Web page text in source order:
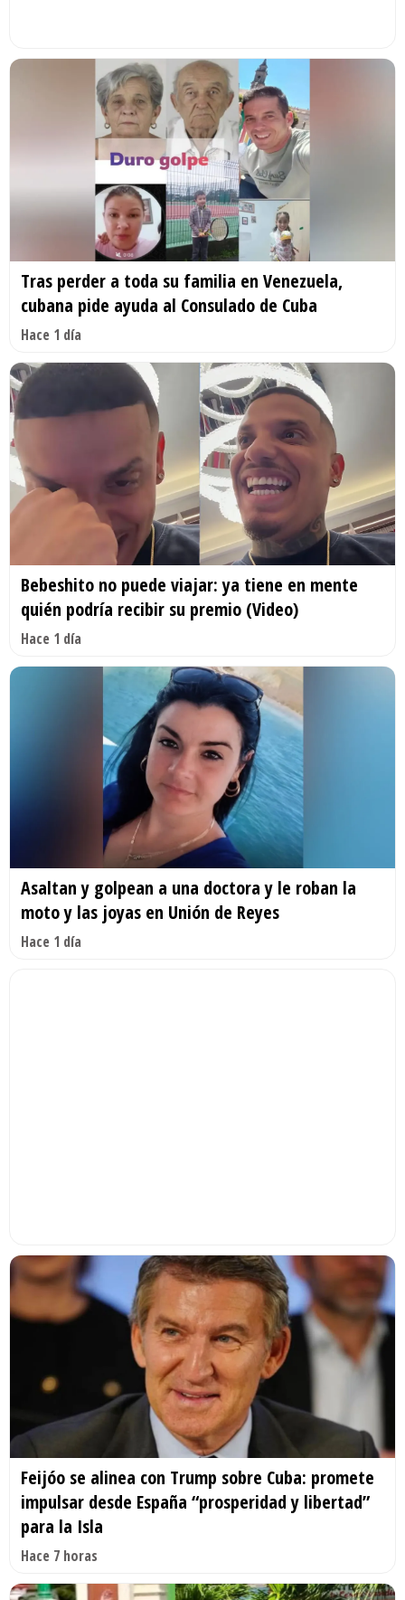
Tras perder a toda su familia en Venezuela,
cubana pide ayuda al Consulado de Cuba
Hace 1 día
Bebeshito no puede viajar: ya tiene en mente
quién podría recibir su premio (Video)
Hace 1 día
Asaltan y golpean a una doctora y le roban la
moto y las joyas en Unión de Reyes
Hace 1 día
Feijóo se alinea con Trump sobre Cuba: promete
impulsar desde España “prosperidad y libertad”
para la Isla
Hace 7 horas